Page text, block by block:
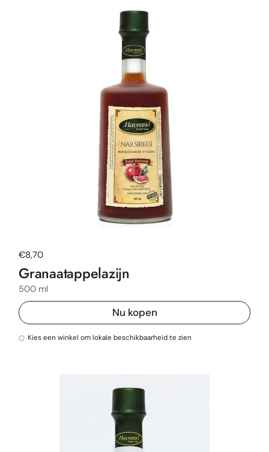
Normale prijs
€8,70
Granaatappelazijn
500 ml
Nu kopen
Kies een winkel om lokale beschikbaarheid te zien